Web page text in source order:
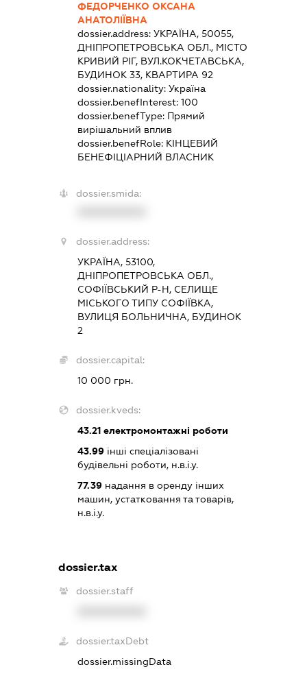
ФЕДОРЧЕНКО ОКСАНА
АНАТОЛІЇВНА
dossier.address:УКРАЇНА, 50055,
ДНІПРОПЕТРОВСЬКА ОБЛ., МІСТО
КРИВИЙ РІГ, ВУЛ.КОКЧЕТАВСЬКА,
БУДИНОК 33, КВАРТИРА 92
dossier.nationality:Україна
dossier.benefInterest:100
dossier.benefType: Прямий
вирішальний вплив
dossier.benefRole: КІНЦЕВИЙ
БЕНЕФІЦІАРНИЙ ВЛАСНИК
dossier.smida:
dossier.address:
УКРАЇНА, 53100,
ДНІПРОПЕТРОВСЬКА ОБЛ.,
СОФІЇВСЬКИЙ Р-Н, СЕЛИЩЕ
МІСЬКОГО ТИПУ СОФІЇВКА,
ВУЛИЦЯ БОЛЬНИЧНА, БУДИНОК
2
dossier.capital:
10 000 грн.
dossier.kveds:
43.21 електромонтажні роботи
43.99 інші спеціалізовані
будівельні роботи, н.в.і.у.
77.39 надання в оренду інших
машин, устатковання та товарів,
н.в.і.у.
dossier.tax
dossier.staff
dossier.taxDebt
dossier.missingData